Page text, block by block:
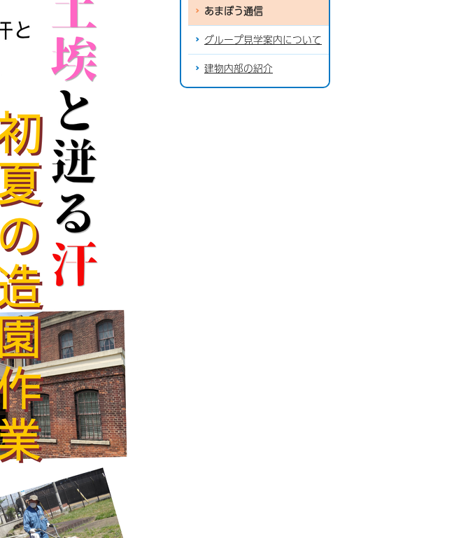
あまぼう通信
グループ見学案内について
建物内部の紹介